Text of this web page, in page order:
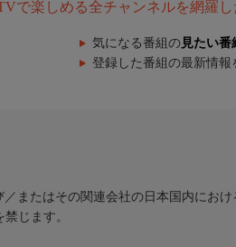
で楽しめる全チャンネルを網羅し
気になる番組の 見たい番
登録した番組の最新情報
またはその関連会社の日本国内におけ
じます。